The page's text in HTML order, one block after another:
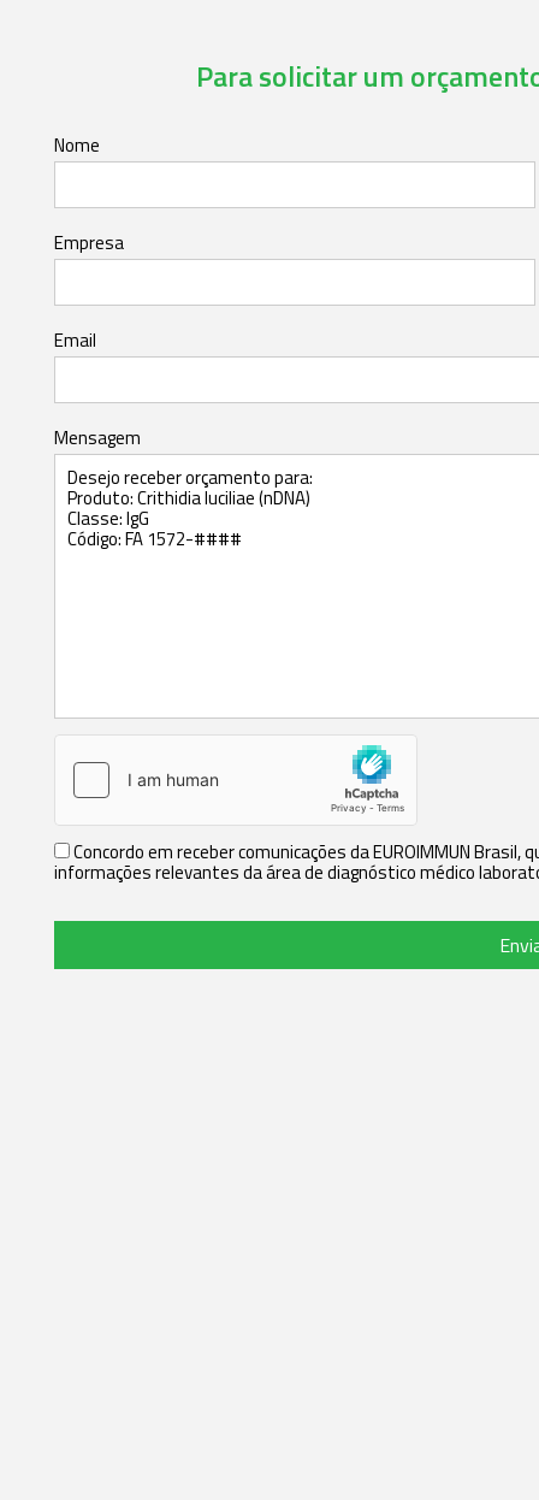
Para solicitar um
Nome
Empresa
Email
Mensagem
Concordo em receber comunicações da EUROIMMUN
informações relevantes da área de diagnóstico médico